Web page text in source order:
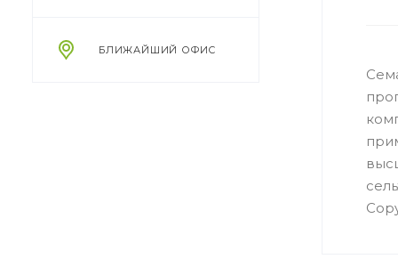
БЛИЖАЙШИЙ ОФИС